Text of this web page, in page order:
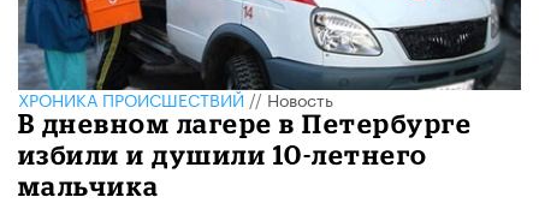
ХРОНИКА ПРОИСШЕСТВИЙ//Новость
В дневном лагере в Петербурге
избили и душили 10-летнего
мальчика